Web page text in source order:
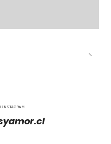
INSTAGRAM